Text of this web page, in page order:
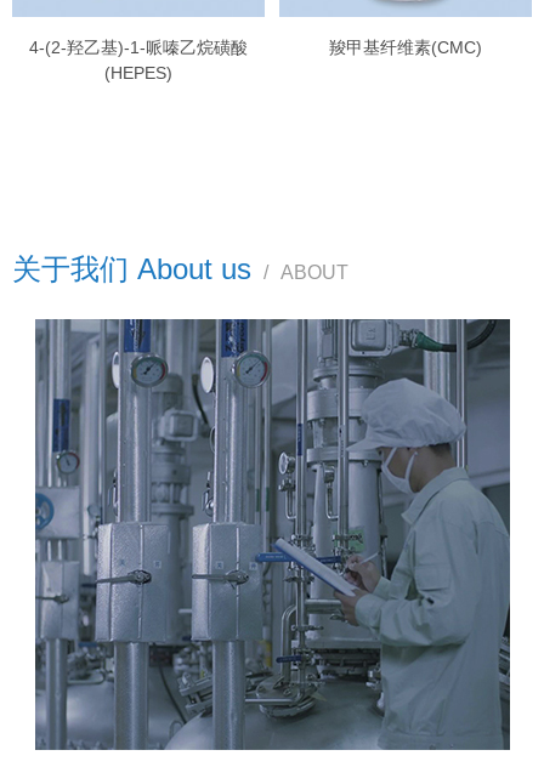
4-(2-羟乙基)-1-哌嗪乙烷磺酸
(HEPES)
羧甲基纤维素(CMC)
关于我们 About us / ABOUT